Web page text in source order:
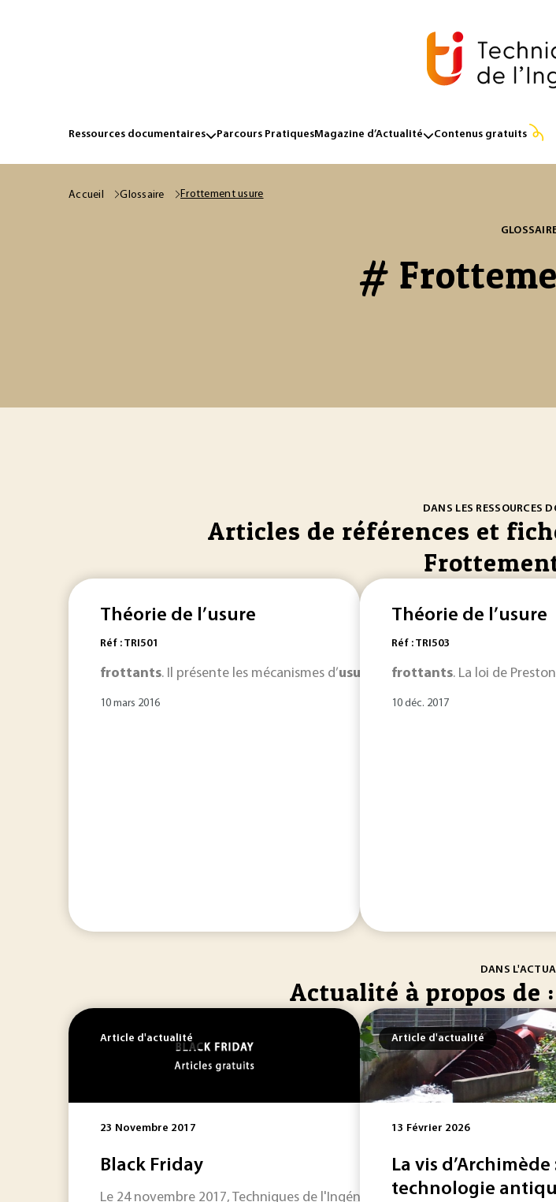
Ressources documentaires Parcours PratiquesMagazine d’Actualité Contenus gratuits
Accueil Glossaire Frottement usure
#
DANS LES RESSOURCES
Articles de références et
Théorie de l’usure
Réf : TRI501
frottants. Il présente les mécanismes d’usure d’origine mécanique
10 mars 2016
Théorie de l’usure
Réf : TRI503
frottants. La loi de
10 déc. 2017
DANS
Actualité à propos de
Article d'actualité
23 Novembre 2017
Black Friday
Le 24 novembre 2017, Techniques de l'Ingénieur vous ouvre un article de
Article d'actualité
13 Février 2026
La vis d’Archimède
technologie